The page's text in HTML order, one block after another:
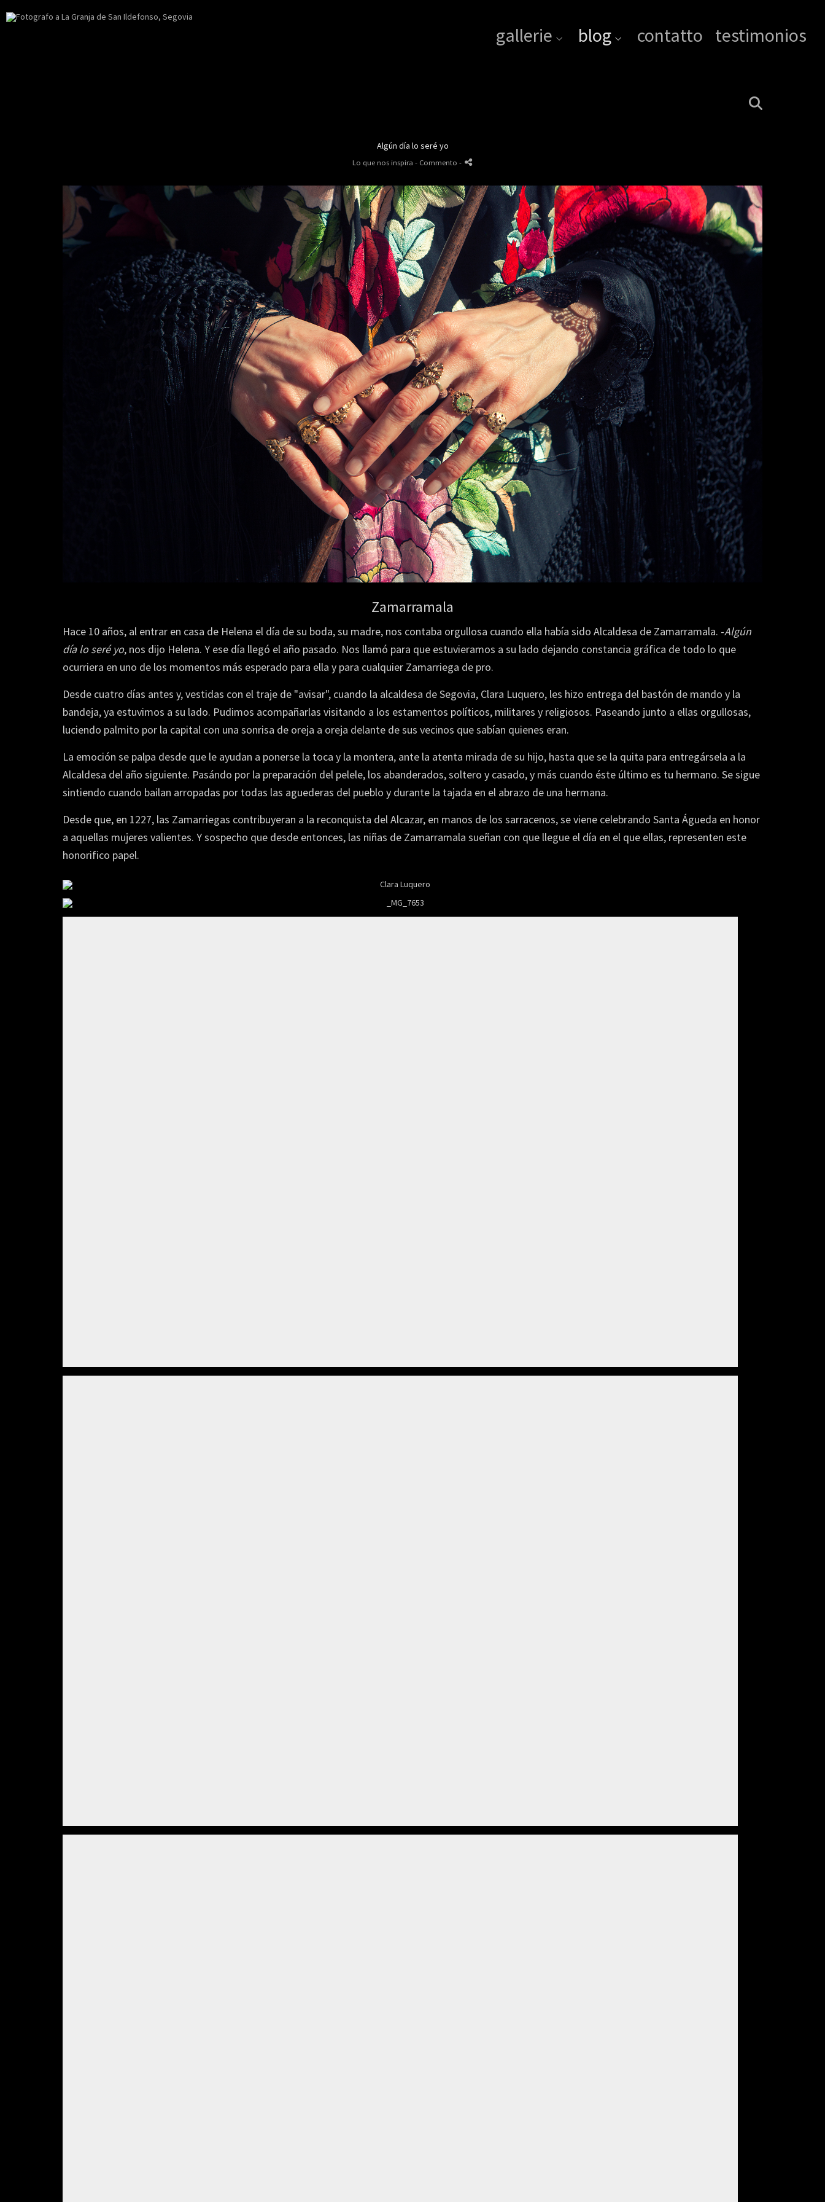
gallerie blog contatto testimonios
Algún día lo seré yo
Lo que nos inspira - Commento -
Zamarramala
Hace 10 años, al entrar en casa de Helena el día de su boda, su madre, nos contaba orgullosa cuando ella había sido Alcaldesa de Zamarramala. -Algún
día lo seré yo, nos dijo Helena. Y ese día llegó el año pasado. Nos llamó para que estuvieramos a su lado dejando constancia gráfica de todo lo que
ocurriera en uno de los momentos más esperado para ella y para cualquier Zamarriega de pro.
Desde cuatro días antes y, vestidas con el traje de "avisar", cuando la alcaldesa de Segovia, Clara Luquero, les hizo entrega del bastón de mando y la
bandeja, ya estuvimos a su lado. Pudimos acompañarlas visitando a los estamentos políticos, militares y religiosos. Paseando junto a ellas orgullosas,
luciendo palmito por la capital con una sonrisa de oreja a oreja delante de sus vecinos que sabían quienes eran.
La emoción se palpa desde que le ayudan a ponerse la toca y la montera, ante la atenta mirada de su hijo, hasta que se la quita para entregársela a la
Alcaldesa del año siguiente. Pasándo por la preparación del pelele, los abanderados, soltero y casado, y más cuando éste último es tu hermano. Se sigue
sintiendo cuando bailan arropadas por todas las aguederas del pueblo y durante la tajada en el abrazo de una hermana.
Desde que, en 1227, las Zamarriegas contribuyeran a la reconquista del Alcazar, en manos de los sarracenos, se viene celebrando Santa Águeda en honor
a aquellas mujeres valientes. Y sospecho que desde entonces, las niñas de Zamarramala sueñan con que llegue el día en el que ellas, representen este
honorifico papel.